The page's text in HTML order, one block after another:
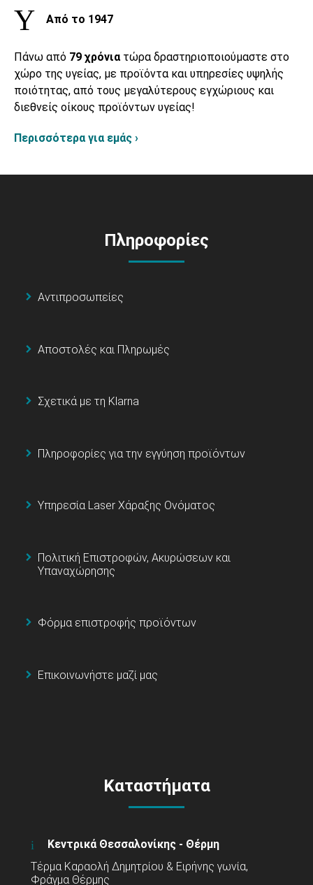
Από το 1947
Πάνω από 79 χρόνια τώρα δραστηριοποιούμαστε στο
χώρο της υγείας, με προϊόντα και υπηρεσίες υψηλής
ποιότητας, από τους μεγαλύτερους εγχώριους και
διεθνείς οίκους προϊόντων υγείας!
Περισσότερα για εμάς ›
Πληροφορίες
Αντιπροσωπείες
Αποστολές και Πληρωμές
Σχετικά με τη Klarna
Πληροφορίες για την εγγύηση προϊόντων
Υπηρεσία Laser Χάραξης Ονόματος
Πολιτική Επιστροφών, Ακυρώσεων και
Υπαναχώρησης
Φόρμα επιστροφής προϊόντων
Επικοινωνήστε μαζί μας
Καταστήματα
Κεντρικά Θεσσαλονίκης - Θέρμη
Τέρμα Καραολή Δημητρίου & Ειρήνης γωνία,
Φράγμα Θέρμης